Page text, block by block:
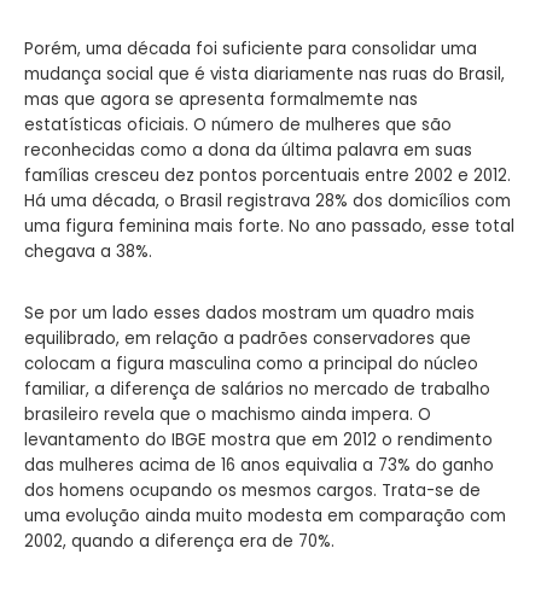
Porém, uma década foi suficiente para consolidar uma
mudança social que é vista diariamente nas ruas do Brasil,
mas que agora se apresenta formalmemte nas
estatísticas oficiais. O número de mulheres que são
reconhecidas como a dona da última palavra em suas
famílias cresceu dez pontos porcentuais entre 2002 e 2012.
Há uma década, o Brasil registrava 28% dos domicílios com
uma figura feminina mais forte. No ano passado, esse total
chegava a 38%.
Se por um lado esses dados mostram um quadro mais
equilibrado, em relação a padrões conservadores que
colocam a figura masculina como a principal do núcleo
familiar, a diferença de salários no mercado de trabalho
brasileiro revela que o machismo ainda impera. O
levantamento do IBGE mostra que em 2012 o rendimento
das mulheres acima de 16 anos equivalia a 73% do ganho
dos homens ocupando os mesmos cargos. Trata-se de
uma evolução ainda muito modesta em comparação com
2002, quando a diferença era de 70%.